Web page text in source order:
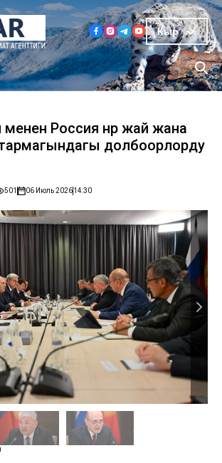
Кыр
Россия өнөр жай жана
долбоорлорду
501 06 Июль 202614:30